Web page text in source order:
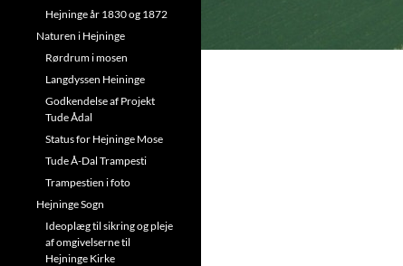
Hejninge år 1830 og 1872
Naturen i Hejninge
Rørdrum i mosen
Langdyssen Heininge
Godkendelse af Projekt
Tude Ådal
Status for Hejninge Mose
Tude Å-Dal Trampesti
Trampestien i foto
Hejninge Sogn
Ideoplæg til sikring og pleje
af omgivelserne til
Hejninge Kirke